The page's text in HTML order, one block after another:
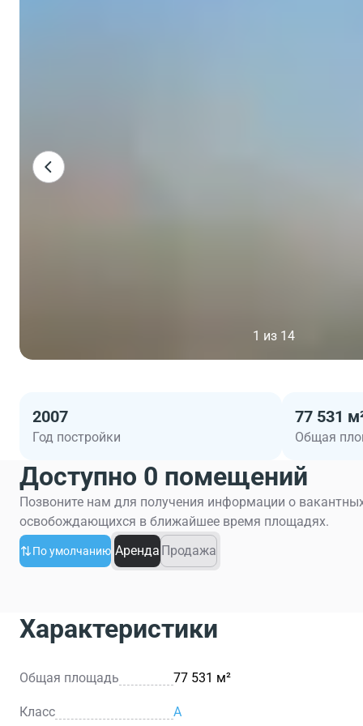
1 из 14
2007
Год постройки
77 531
Общая
Доступно 0 помещений
Позвоните нам для получения информации о
освобождающихся в ближайшее время площадях.
По умолчанию Аренда Продажа
Характеристики
Общая площадь 77 531 м²
Класс A